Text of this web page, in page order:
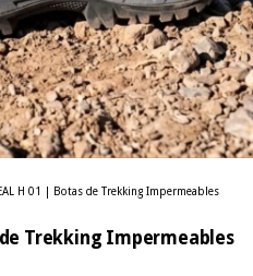
H 01 | Botas de Trekking Impermeables
Trekking Impermeables